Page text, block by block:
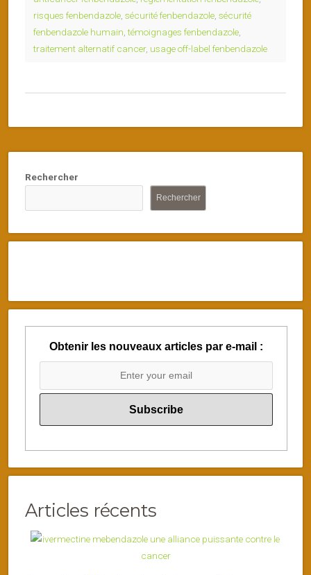
risques fenbendazole sécurité fenbendazole sécurité
fenbendazole humain ,témoignages fenbendazole
traitement alternatif cancer, usage off-label fenbendazole
Rechercher
Rechercher
Obtenir les nouveaux articles par e-mail :
Articles récents